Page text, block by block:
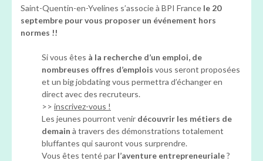
Saint-Quentin-en-Yvelines s’associe à BPI France le 20
septembre pour vous proposer un événement hors
normes !!
Si vous êtes à la recherche d’un emploi, de
nombreuses offres d’emplois vous seront proposées
et un big jobdating vous permettra d’échanger en
direct avec des recruteurs.
>> inscrivez-vous !
Les jeunes pourront venir découvrir les métiers de
demain à travers des démonstrations totalement
bluffantes qui sauront vous surprendre.
Vous êtes tenté par l’aventure entrepreneuriale?